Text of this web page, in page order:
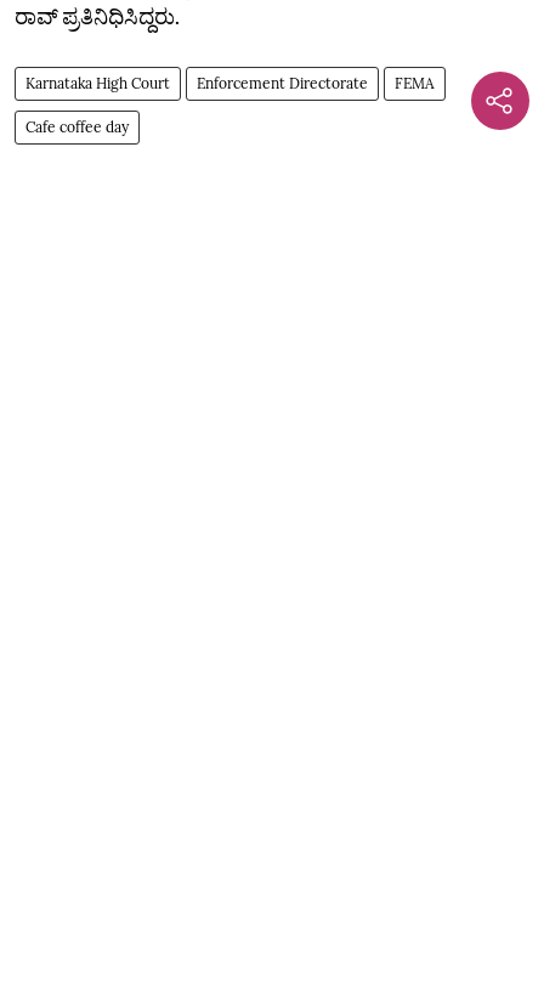
ರಾವ್‌ ಪ್ರತಿನಿಧಿಸಿದ್ದರು.
Karnataka High Court Enforcement Directorate FEMA
Cafe coffee day